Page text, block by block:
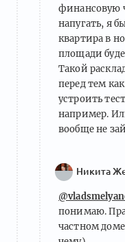
финансовую
напугать, я
квартира в
площади
Такой
перед тем
устроить
например.
вообще не
Никита
понимаю.
частном